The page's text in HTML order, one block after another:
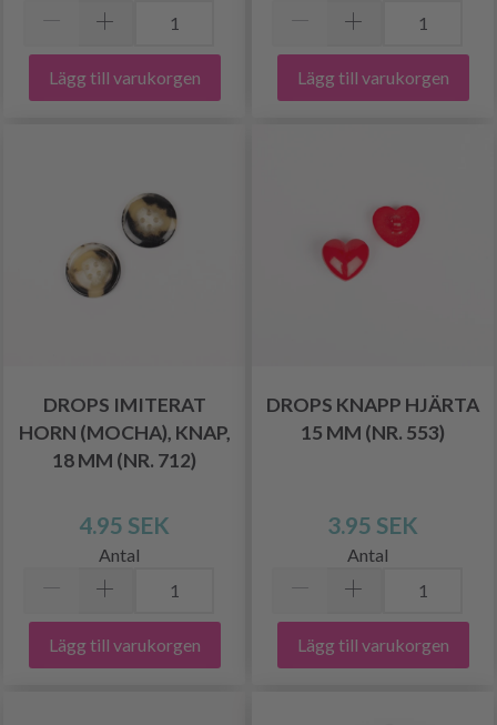
Lägg till varukorgen Lägg till varukorgen
DROPS IMITERAT
HORN (MOCHA), KNAP,
18 MM (NR. 712)
4.95 SEK
Antal
Lägg till varukorgen
DROPS KNAPP HJÄRTA
15 MM (NR. 553)
3.95 SEK
Antal
Lägg till varukorgen